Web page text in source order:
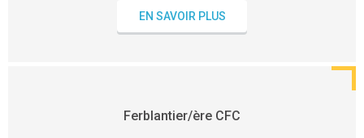
EN SAVOIR PLUS
Ferblantier/ère CFC